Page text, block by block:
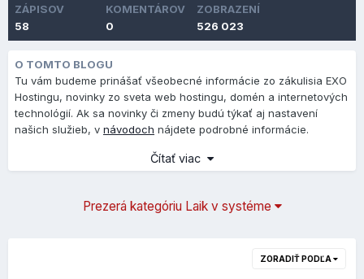
ZÁPISOV
58
KOMENTÁROV
0
ZOBRAZENÍ
526 023
O TOMTO BLOGU
Tu vám budeme prinášať všeobecné informácie zo zákulisia EXO
Hostingu, novinky zo sveta web hostingu, domén a internetových
technológií. Ak sa novinky či zmeny budú týkať aj nastavení
našich služieb, v návodoch nájdete podrobné informácie.
Čítať viac
Prezerá kategóriu Laik v systéme
ZORADIŤ PODĽA